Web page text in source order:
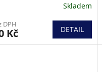
Skladem
DPH
Kč DETAIL